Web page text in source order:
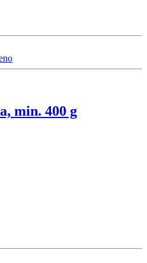
min. 400 g